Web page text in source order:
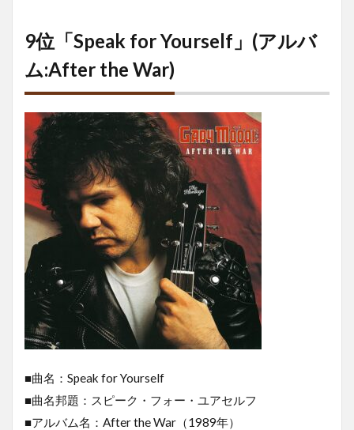
9位「Speak for Yourself」(アルバ
ム:After the War)
■曲名：Speak for Yourself
■曲名邦題：スピーク・フォー・ユアセルフ
■アルバム名：After the War（1989年）